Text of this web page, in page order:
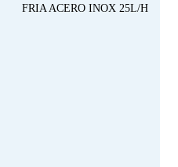
FRIA ACERO INOX 25L/H